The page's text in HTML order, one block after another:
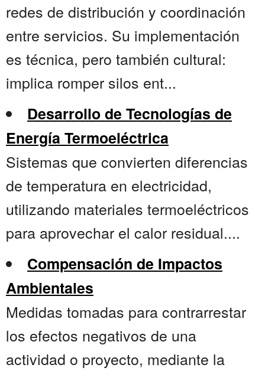
redes de distribución y coordinación
entre servicios. Su implementación
es técnica, pero también cultural:
implica romper silos ent...
Desarrollo de Tecnologías de
Energía Termoeléctrica
Sistemas que convierten diferencias
de temperatura en electricidad,
utilizando materiales termoeléctricos
para aprovechar el calor residual....
Compensación de Impactos
Ambientales
Medidas tomadas para contrarrestar
los efectos negativos de una
actividad o proyecto, mediante la